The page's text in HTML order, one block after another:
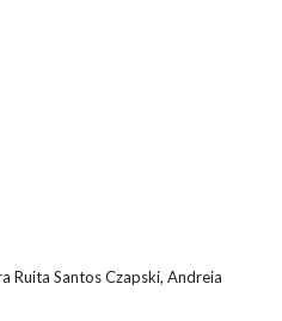
Ruita Santos Czapski, Andreia